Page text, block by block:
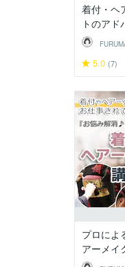
着付・ヘ
トのアド
5.0 (7)
プロによ
アーメイ